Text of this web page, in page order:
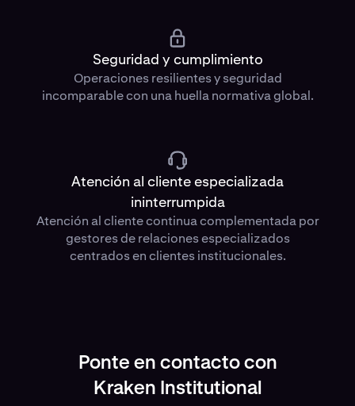
Seguridad y cumplimiento
Operaciones resilientes y seguridad
incomparable con una huella normativa global.
Atención al cliente especializada
ininterrumpida
Atención al cliente continua complementada por
gestores de relaciones especializados
centrados en clientes institucionales.
Ponte en contacto con
Kraken Institutional